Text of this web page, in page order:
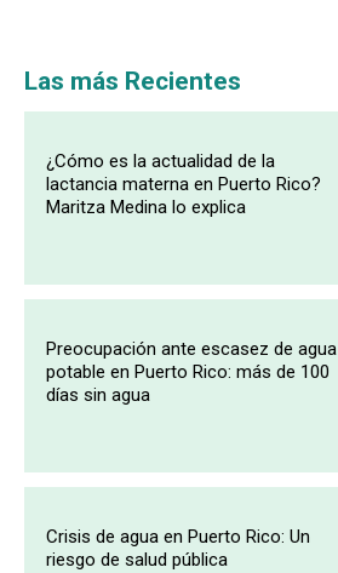
Las más Recientes
¿Cómo es la actualidad de la
lactancia materna en Puerto Rico?
Maritza Medina lo explica
Preocupación ante escasez de agua
potable en Puerto Rico: más de 100
días sin agua
Crisis de agua en Puerto Rico: Un
riesgo de salud pública